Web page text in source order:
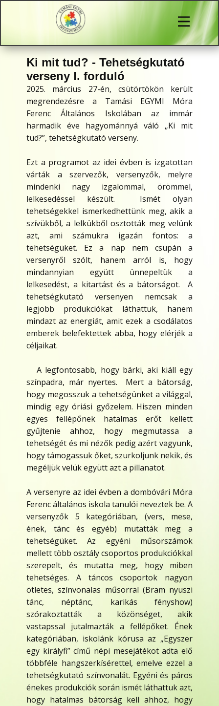
Ki mit tud? - Tehetségkutató
verseny I. forduló
2025. március 27-én, csütörtökön került
megrendezésre a Tamási EGYMI Móra
Ferenc Általános Iskolában az immár
harmadik éve hagyománnyá váló „Ki mit
tud?”, tehetségkutató verseny.
Ezt a programot az idei évben is izgatottan
várták a szervezők, versenyzők, melyre
mindenki nagy izgalommal, örömmel,
lelkesedéssel készült. Ismét olyan
tehetségekkel ismerkedhettünk meg, akik a
szívükből, a lelkükből osztották meg velünk
azt, ami számukra igazán fontos: a
tehetségüket. Ez a nap nem csupán a
versenyről szólt, hanem arról is, hogy
mindannyian együtt ünnepeltük a
lelkesedést, a kitartást és a bátorságot. A
tehetségkutató versenyen nemcsak a
legjobb produkciókat láthattuk, hanem
mindazt az energiát, amit ezek a csodálatos
emberek belefektettek abba, hogy elérjék a
céljaikat.
A legfontosabb, hogy bárki, aki kiáll egy
színpadra, már nyertes. Mert a bátorság,
hogy megosszuk a tehetségünket a világgal,
mindig egy óriási győzelem. Hiszen minden
egyes fellépőnek hatalmas erőt kellett
gyűjtenie ahhoz, hogy megmutassa a
tehetségét és mi nézők pedig azért vagyunk,
hogy támogassuk őket, szurkoljunk nekik, és
megéljük velük együtt azt a pillanatot.
A versenyre az idei évben a dombóvári Móra
Ferenc általános iskola tanulói neveztek be. A
versenyzők 5 kategóriában, (vers, mese,
ének, tánc és egyéb) mutatták meg a
tehetségüket. Az egyéni műsorszámok
mellett több osztály csoportos produkciókkal
szerepelt, és mutatta meg, hogy miben
tehetséges. A táncos csoportok nagyon
ötletes, színvonalas műsorral (Bram nyuszi
tánc, néptánc, karikás fényshow)
szórakoztatták a közönséget, akik
vastapssal jutalmazták a fellépőket. Ének
kategóriában, iskolánk kórusa az „Egyszer
egy királyfi” című népi mesejátékot adta elő
többféle hangszerkísérettel, emelve ezzel a
tehetségkutató színvonalát. Egyéni és páros
énekes produkciók során ismét láthattuk azt,
hogy hatalmas bátorság kell ahhoz, hogy